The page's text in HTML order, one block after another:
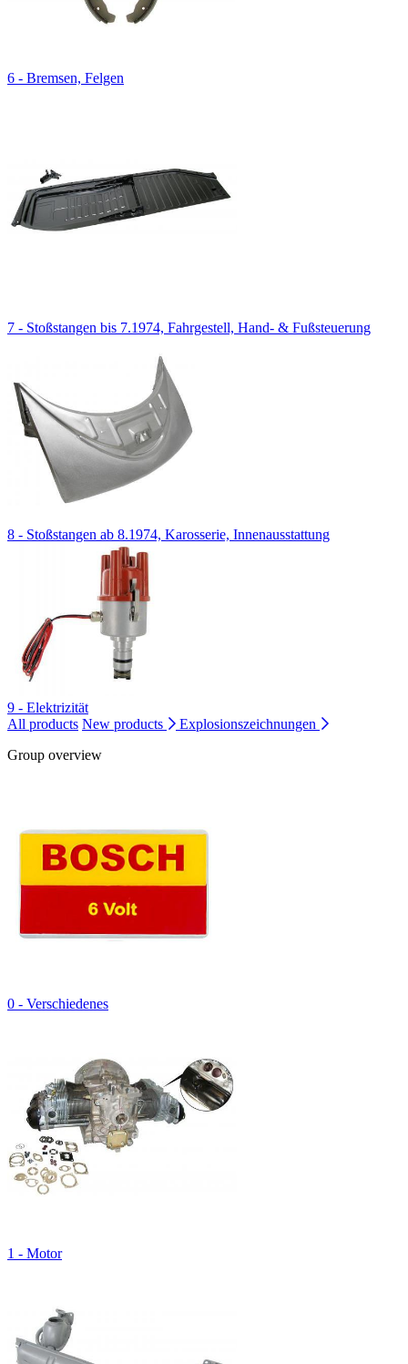
6 - Bremsen, Felgen
7 - Stoßstangen bis 7.1974, Fahrgestell, Hand- & Fußsteuerung
8 - Stoßstangen ab 8.1974, Karosserie, Innenausstattung
9 - Elektrizität
All products New products
Explosionszeichnungen
Group overview
0 - Verschiedenes
1 - Motor